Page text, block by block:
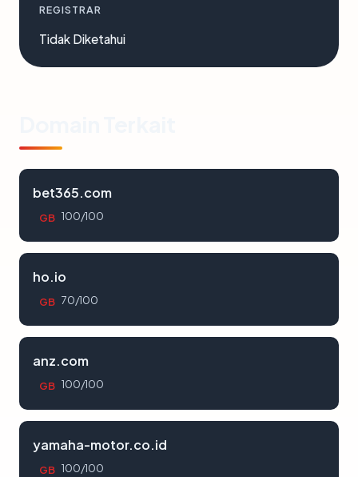
REGISTRAR
Tidak Diketahui
bet365.com
GB 100/100
ho.io
GB 70/100
anz.com
GB 100/100
yamaha-motor.co.id
GB 100/100